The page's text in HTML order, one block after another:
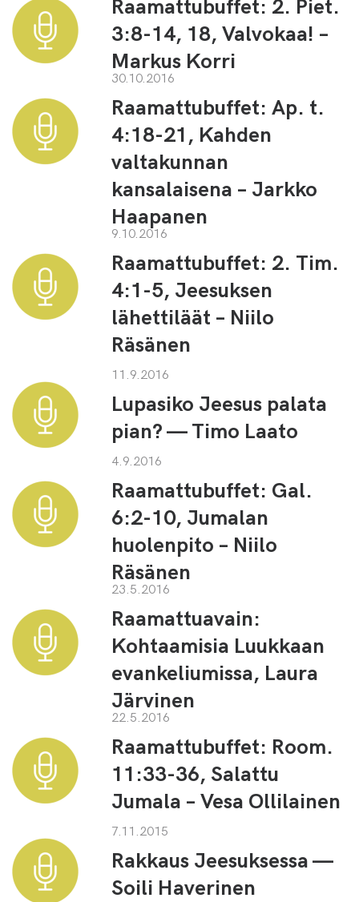
3:8-14, 18, Valvokaa! –
Markus Korri
30.10.2016
Raamattubuffet: Ap. t.
4:18-21, Kahden
valtakunnan
kansalaisena – Jarkko
Haapanen
9.10.2016
Raamattubuffet: 2. Tim.
4:1-5, Jeesuksen
lähettiläät – Niilo
Räsänen
11.9.2016
Lupasiko Jeesus palata
pian? — Timo Laato
4.9.2016
Raamattubuffet: Gal.
6:2-10, Jumalan
huolenpito – Niilo
Räsänen
23.5.2016
Raamattuavain:
Kohtaamisia Luukkaan
evankeliumissa, Laura
Järvinen
22.5.2016
Raamattubuffet: Room.
11:33-36, Salattu
Jumala – Vesa Ollilainen
7.11.2015
Rakkaus Jeesuksessa —
Soili Haverinen